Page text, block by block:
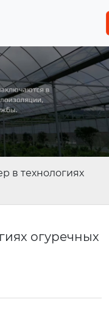
в технологиях
огуречных